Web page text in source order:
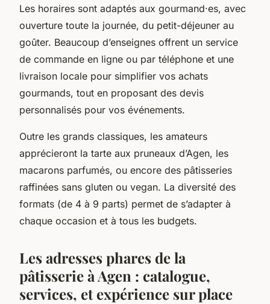
Les horaires sont adaptés aux gourmand·es, avec
ouverture toute la journée, du petit-déjeuner au
goûter. Beaucoup d’enseignes offrent un service
de commande en ligne ou par téléphone et une
livraison locale pour simplifier vos achats
gourmands, tout en proposant des devis
personnalisés pour vos événements.
Outre les grands classiques, les amateurs
apprécieront la tarte aux pruneaux d’Agen, les
macarons parfumés, ou encore des pâtisseries
raffinées sans gluten ou vegan. La diversité des
formats (de 4 à 9 parts) permet de s’adapter à
chaque occasion et à tous les budgets.
Les adresses phares de la
pâtisserie à Agen : catalogue,
services, et expérience sur place